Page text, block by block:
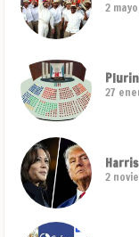
2
27
2